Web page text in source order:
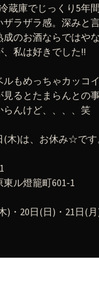
蔵庫でじっくり5年
ラザラ感。深みと
のお酒ならではや
私は好きでした!!
もめっちゃカッコ
るとたまらんとの
らんけど、、、、笑
木)は、お休み☆です
ル燈籠町601-1
)・20日(日)・21日(